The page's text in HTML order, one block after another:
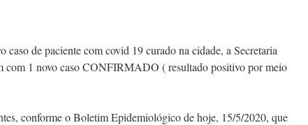
de paciente com covid 19 curado na cidade, a Secretaria
com 1 novo caso CONFIRMADO ( resultado positivo por meio
conforme o Boletim Epidemiológico de hoje, 15/5/2020, que